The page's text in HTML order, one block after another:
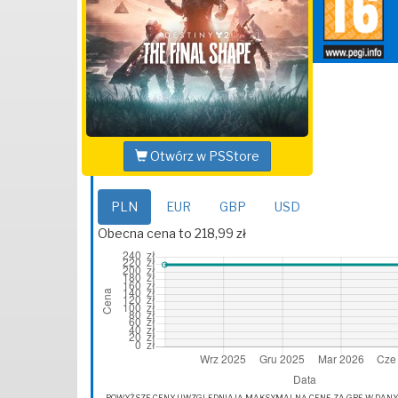
Otwórz w PSStore
PLN EUR GBP
USD
Obecna cena to 218,99 zł